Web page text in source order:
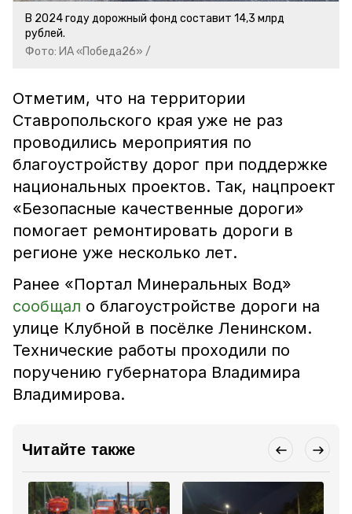
В 2024 году дорожный фонд составит 14,3 млрд
рублей.
Фото: ИА «Победа26» /
Отметим, что на территории
Ставропольского края уже не раз
проводились мероприятия по
благоустройству дорог при поддержке
национальных проектов. Так, нацпроект
«Безопасные качественные дороги»
помогает ремонтировать дороги в
регионе уже несколько лет.
Ранее «Портал Минеральных Вод»
сообщал о благоустройстве дороги на
улице Клубной в посёлке Ленинском.
Технические работы проходили по
поручению губернатора Владимира
Владимирова.
Читайте также